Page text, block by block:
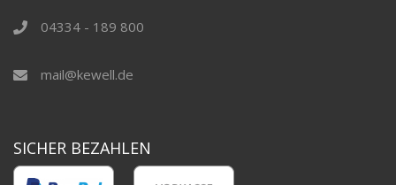
04334 - 189 800
mail@kewell.de
SICHER BEZAHLEN